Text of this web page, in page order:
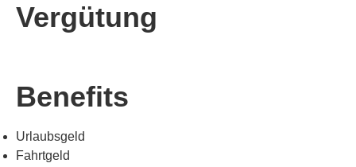
Vergütung
Benefits
Urlaubsgeld
Fahrtgeld